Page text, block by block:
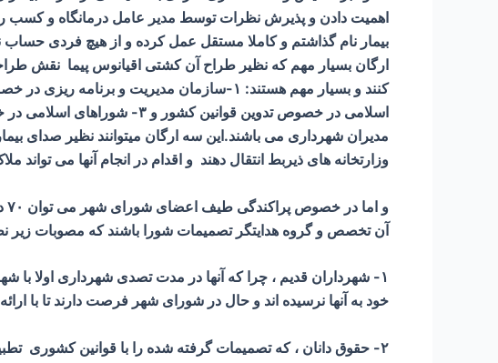
اهمیت دادن و پذیرش نظرات توسط مدیر عامل درمانگاه و کسب
بیمار نام گذاشتم و کاملا مستقل عمل کرده و از هیچ فردی
ارگان بسیار مهم که نظیر طراح آن کشتی اقیانوس پیما نقش
اسلامی در خصوص تدوین
مدیران شهرداری می باشند.این سه ارگان میتوانند نظیر صدای
وزارتخانه های ذیربط انتقال دهند و اقدام در انجام آنها می تواند
آن تخصص و گروه هدایتگر تصمیمات شورا باشند که مصوبات زیر
۱- شهرداران قدیم ، چرا که آنها در مدت تصدی شهرداری اولا با
خود به آنها نرسیده اند و حال در شورای شهر فرصت دارند تا با
۲- حقوق دانان ، که تصمیمات گرفته شده را با قوانین کشوری تطبیق داده و از افراط و تفریط جلوگیری نمایند،